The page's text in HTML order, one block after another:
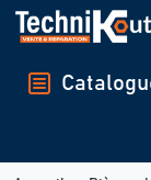
Panneau de